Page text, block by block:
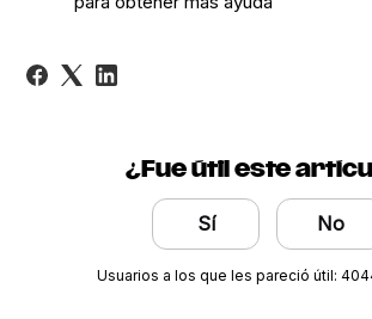
¿Fue útil este
Sí No
Usuarios a los que les pareció útil: